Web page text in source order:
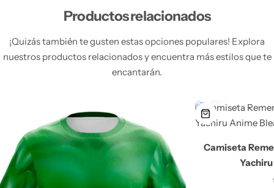
Productos relacionados
¡Quizás también te gusten estas opciones populares! Explora
nuestros productos relacionados y encuentra más estilos que te
encantarán.
Camiseta